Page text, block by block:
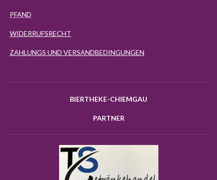
PFAND
WIDERRUFSRECHT
ZAHLUNGS UND VERSANDBEDINGUNGEN
BIERTHEKE-CHIEMGAU
PARTNER